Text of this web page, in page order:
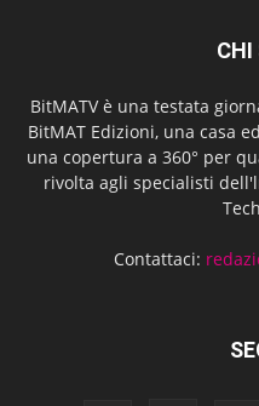
CHI
BitMATV è una testata
BitMAT Edizioni, una casa
una copertura a 360° per
rivolta agli specialisti
Contattaci: